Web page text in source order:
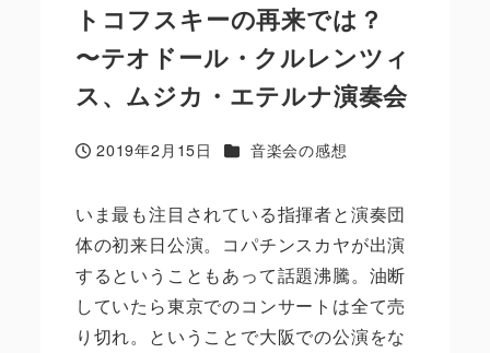
トコフスキーの再来では？
〜テオドール・クルレンツィ
ス、ムジカ・エテルナ演奏会
投稿日
2019年2月15日 カテゴリー
音楽会の感想
いま最も注目されている指揮者と演奏団
体の初来日公演。コパチンスカヤが出演
するということもあって話題沸騰。油断
していたら東京でのコンサートは全て売
り切れ。ということで大阪での公演をな